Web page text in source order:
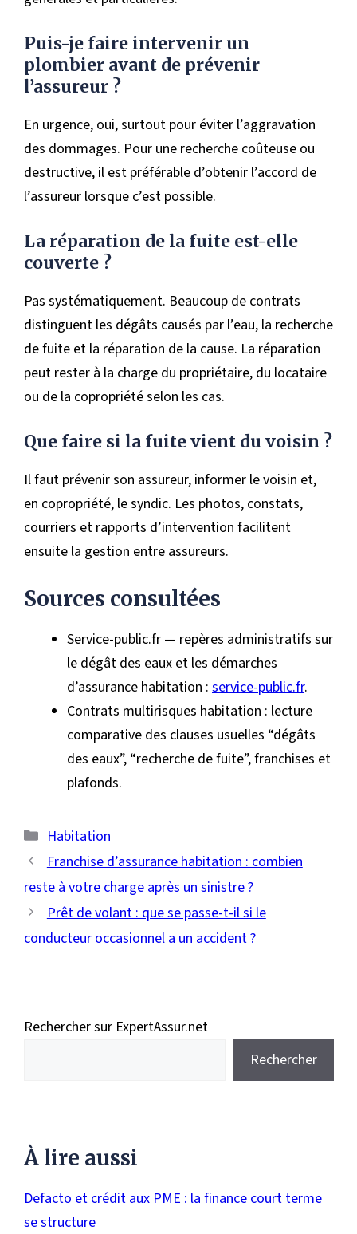
Puis-je faire intervenir un
plombier avant de prévenir
l’assureur ?
En urgence, oui, surtout pour éviter l’aggravation
des dommages. Pour une recherche coûteuse ou
destructive, il est préférable d’obtenir l’accord de
l’assureur lorsque c’est possible.
La réparation de la fuite est-elle
couverte ?
Pas systématiquement. Beaucoup de contrats
distinguent les dégâts causés par l’eau, la recherche
de fuite et la réparation de la cause. La réparation
peut rester à la charge du propriétaire, du locataire
ou de la copropriété selon les cas.
Que faire si la fuite vient du voisin ?
Il faut prévenir son assureur, informer le voisin et,
en copropriété, le syndic. Les photos, constats,
courriers et rapports d’intervention facilitent
ensuite la gestion entre assureurs.
Sources consultées
Service-public.fr — repères administratifs sur
le dégât des eaux et les démarches
d’assurance habitation : service-public.fr.
Contrats multirisques habitation : lecture
comparative des clauses usuelles “dégâts
des eaux”, “recherche de fuite”, franchises et
plafonds.
Catégories
Habitation
Franchise d’assurance habitation : combien
reste à votre charge après un sinistre ?
Prêt de volant : que se passe-t-il si le
conducteur occasionnel a un accident ?
Rechercher sur ExpertAssur.net
Rechercher
À lire aussi
Defacto et crédit aux PME : la finance court terme
se structure